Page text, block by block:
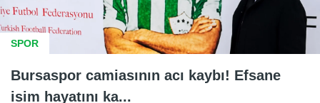
SPOR
Bursaspor camiasının acı kaybı! Efsane
isim hayatını ka...